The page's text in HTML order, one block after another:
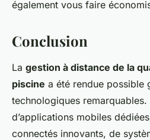
également vous faire
Conclusion
La gestion à distance de la
piscine a été rendue possible
technologiques
d’applications mobiles
connectés innovants, de